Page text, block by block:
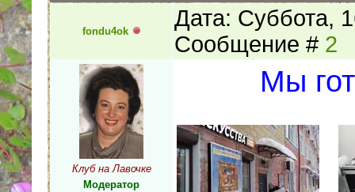
fondu4ok
Дата: Суббота,
Сообщение # 2
Клуб на Лавочке
Модератор
Мы